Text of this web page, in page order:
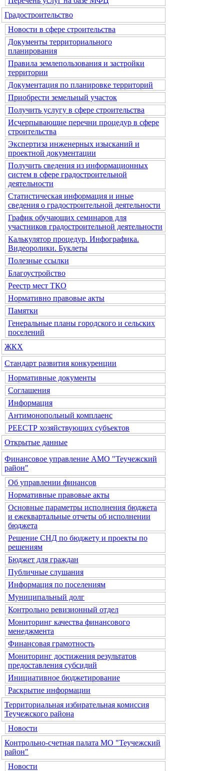
Градостроительство
Новости в сфере строительства
Документы территориального
планирования
Правила землепользования и застройки
территории
Документация по планировке территорий
Приобрести земельный участок
Получить услугу в сфере строительства
Исчерпывающие перечни процедур в сфере
строительства
Экспертиза инженерных изысканий и
проектной документации
Получить сведения из информационных
систем в сфере градостроительной
деятельности
Статистическая информация и иные
сведения о градостроительной деятельности
График обучающих семинаров для
участников градостроительной деятельности
Калькулятор процедур. Инфографика.
Видеоролики. Буклеты
Полезные ссылки
Благоустройство
Реестр мест ТКО
Нормативно правовые акты
Памятки
Генеральные планы городского и сельских
поселений
ЖКХ
Стандарт развития конкуренции
Нормативные документы
Соглашения
Информация
Антимонопольный комплаенс
РЕЕСТР хозяйствующих субъектов
Открытые данные
Финансовое управление АМО "Теучежский
район"
Об управлении финансов
Нормативные правовые акты
Основные параметры исполнения бюджета
и ежеквартальные отчеты об исполнении
бюджета
Решение СНД по бюджету и проекты по
решениям
Бюджет для граждан
Публичные слушания
Информация по поселениям
Муниципальный долг
Контрольно ревизионный отдел
Мониторинг качества финансового
менеджмента
Финансовая грамотность
Мониторинг достижения результатов
предоставления субсидий
Инициативное бюджетирование
Раскрытие информации
Территориальная избирательная комиссия
Теучежского района
Новости
Контрольно-счетная палата МО "Теучежский
район"
Новости